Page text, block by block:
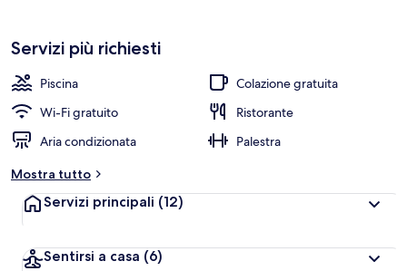
Servizi più richiesti
Piscina
Colazione gratuita
Wi-Fi gratuito
Ristorante
Aria condizionata
Palestra
Mostra tutto
Servizi principali (12)
Sentirsi a casa (6)